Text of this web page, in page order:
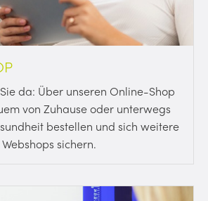
da: Über unseren Online-Shop
von Zuhause oder unterwegs
bestellen und sich weitere
sichern.